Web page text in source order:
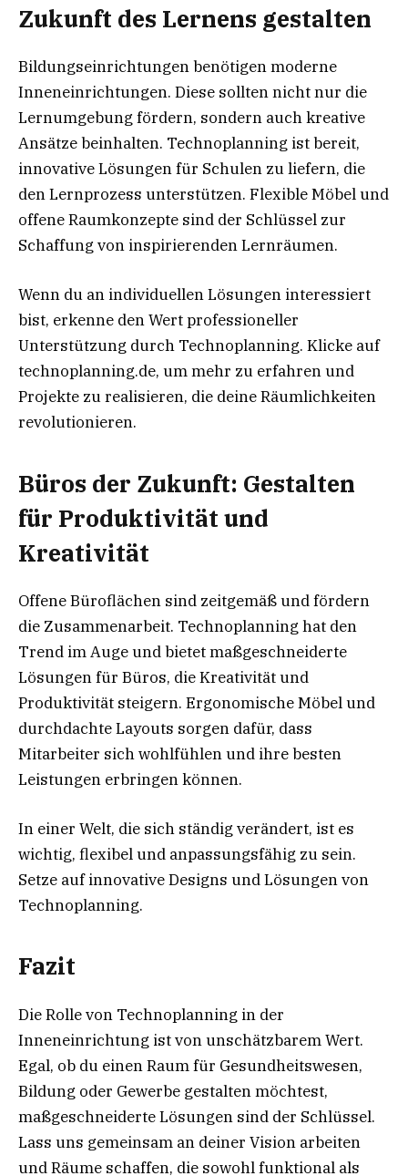
Zukunft des Lernens gestalten
Bildungseinrichtungen benötigen moderne
Inneneinrichtungen. Diese sollten nicht nur die
Lernumgebung fördern, sondern auch kreative
Ansätze beinhalten. Technoplanning ist bereit,
innovative Lösungen für Schulen zu liefern, die
den Lernprozess unterstützen. Flexible Möbel und
offene Raumkonzepte sind der Schlüssel zur
Schaffung von inspirierenden Lernräumen.
Wenn du an individuellen Lösungen interessiert
bist, erkenne den Wert professioneller
Unterstützung durch Technoplanning. Klicke auf
technoplanning.de, um mehr zu erfahren und
Projekte zu realisieren, die deine Räumlichkeiten
revolutionieren.
Büros der Zukunft: Gestalten
für Produktivität und
Kreativität
Offene Büroflächen sind zeitgemäß und fördern
die Zusammenarbeit. Technoplanning hat den
Trend im Auge und bietet maßgeschneiderte
Lösungen für Büros, die Kreativität und
Produktivität steigern. Ergonomische Möbel und
durchdachte Layouts sorgen dafür, dass
Mitarbeiter sich wohlfühlen und ihre besten
Leistungen erbringen können.
In einer Welt, die sich ständig verändert, ist es
wichtig, flexibel und anpassungsfähig zu sein.
Setze auf innovative Designs und Lösungen von
Technoplanning.
Fazit
Die Rolle von Technoplanning in der
Inneneinrichtung ist von unschätzbarem Wert.
Egal, ob du einen Raum für Gesundheitswesen,
Bildung oder Gewerbe gestalten möchtest,
maßgeschneiderte Lösungen sind der Schlüssel.
Lass uns gemeinsam an deiner Vision arbeiten
und Räume schaffen, die sowohl funktional als